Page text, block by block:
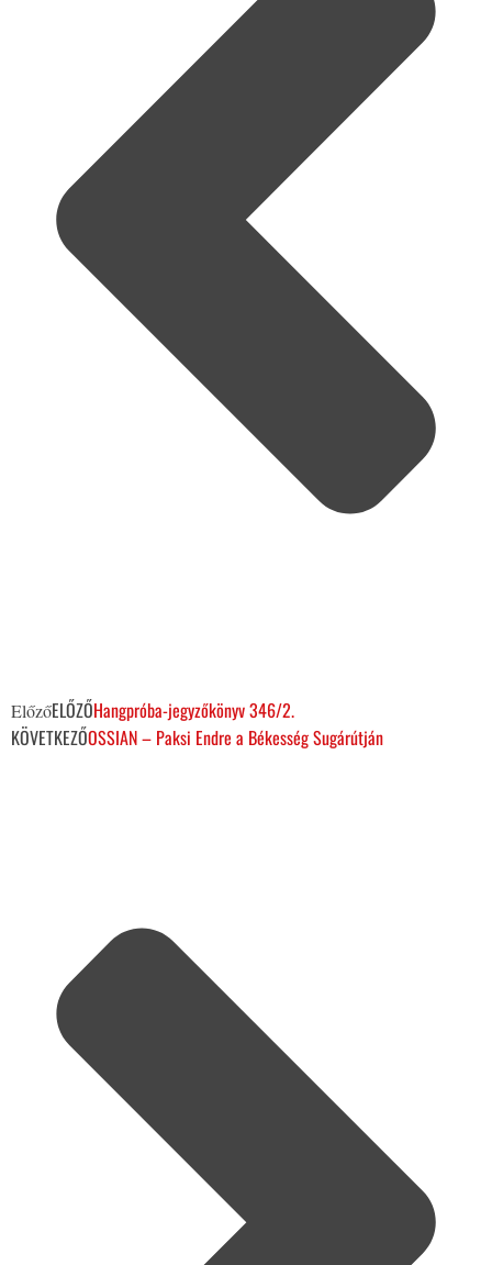
ElőzőELŐZŐHangpróba-jegyzőkönyv 346/2.
KÖVETKEZŐOSSIAN – Paksi Endre a Békesség Sugárútján